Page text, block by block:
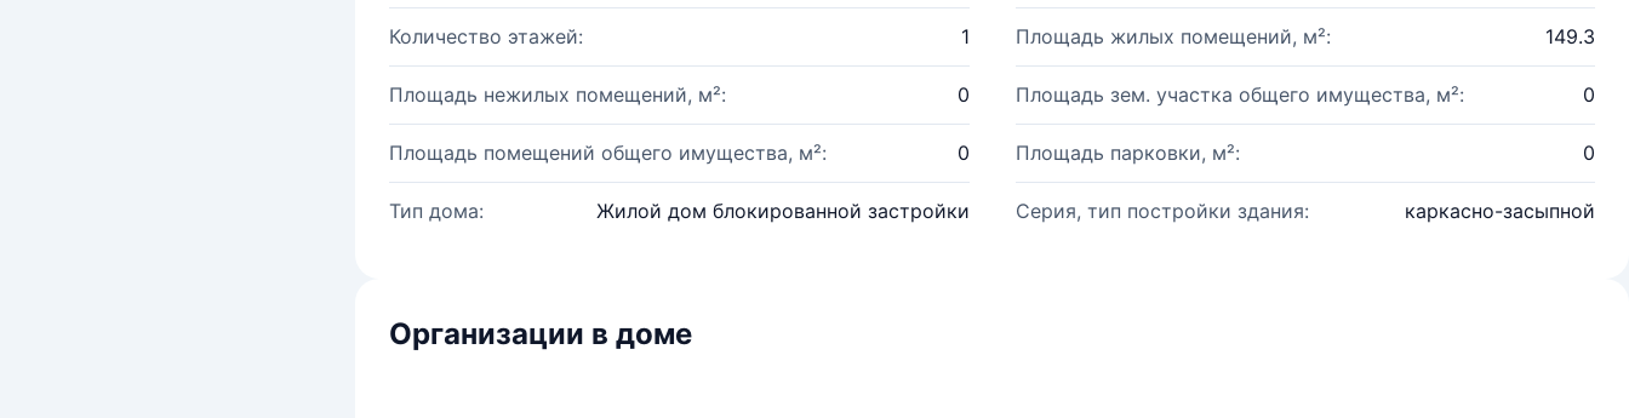
Количество этажей: 1 Площадь жилых помещений, м²: 149.3
Площадь нежилых помещений, м²: 0 Площадь зем. участка общего имущества, м²: 0
Площадь помещений общего имущества, м²: 0 Площадь парковки, м²: 0
Тип дома: Жилой дом блокированной застройки Серия, тип постройки здания: каркасно-засыпной
Организации в доме